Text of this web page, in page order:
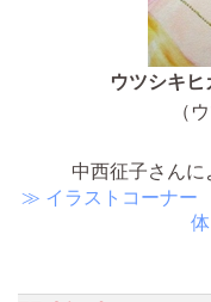
ウツシキヒ
（
中西征子さん
≫ イラストコーナー